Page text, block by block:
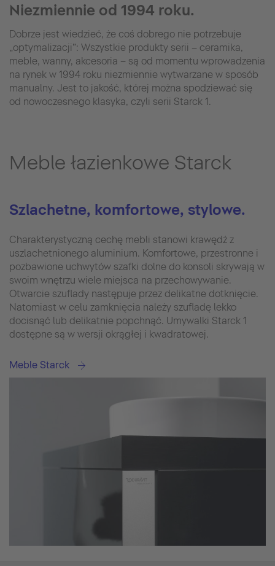
Niezmiennie od 1994 roku.
Dobrze jest wiedzieć, że coś dobrego nie potrzebuje
„optymalizacji”: Wszystkie produkty serii – ceramika,
meble, wanny, akcesoria – są od momentu wprowadzenia
na rynek w 1994 roku niezmiennie wytwarzane w sposób
manualny. Jest to jakość, której można spodziewać się
od nowoczesnego klasyka, czyli serii Starck 1.
Meble łazienkowe Starck
Szlachetne, komfortowe, stylowe.
Charakterystyczną cechę mebli stanowi krawędź z
uszlachetnionego aluminium. Komfortowe, przestronne i
pozbawione uchwytów szafki dolne do konsoli skrywają w
swoim wnętrzu wiele miejsca na przechowywanie.
Otwarcie szuflady następuje przez delikatne dotknięcie.
Natomiast w celu zamknięcia należy szufladę lekko
docisnąć lub delikatnie popchnąć. Umywalki Starck 1
dostępne są w wersji okrągłej i kwadratowej.
Meble Starck